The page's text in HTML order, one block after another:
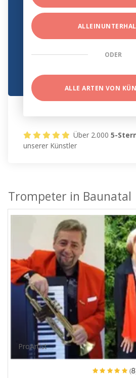
ODER
ALLE ARTEN VON
Über 2.0005-
unserer Künstler
Trompeter in Baunatal
ProArtist